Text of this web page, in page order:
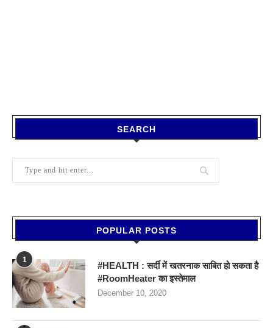
SEARCH
POPULAR POSTS
1
#HEALTH : सर्दी में खतरनाक साबित हो सकता है
#RoomHeater का इस्तेमाल
December 10, 2020